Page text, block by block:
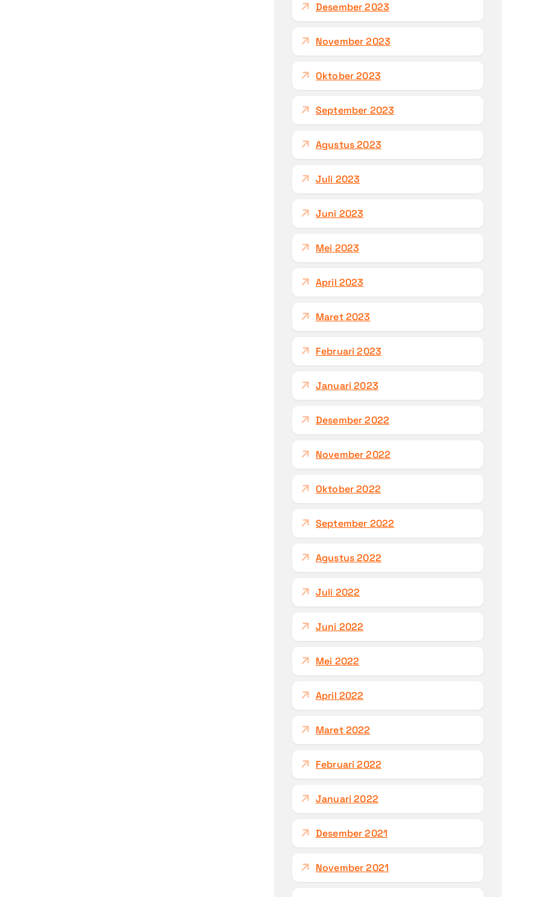
Desember 2023
November 2023
Oktober 2023
September 2023
Agustus 2023
Juli 2023
Juni 2023
Mei 2023
April 2023
Maret 2023
Februari 2023
Januari 2023
Desember 2022
November 2022
Oktober 2022
September 2022
Agustus 2022
Juli 2022
Juni 2022
Mei 2022
April 2022
Maret 2022
Februari 2022
Januari 2022
Desember 2021
November 2021